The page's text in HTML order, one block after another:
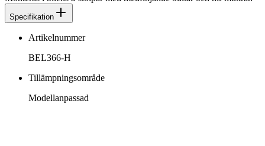
Specifikation
Artikelnummer
BEL366-H
Tillämpningsområde
Modellanpassad